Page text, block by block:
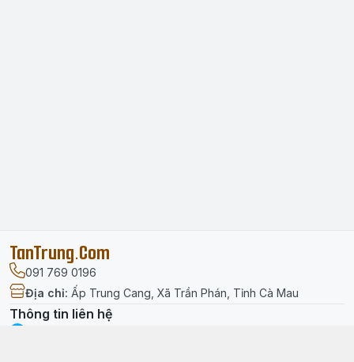
TanTrung.Com
091 769 0196
Địa chỉ: Ấp Trung Cang, Xã Trần Phán, Tỉnh Cà Mau
Thông tin liên hệ